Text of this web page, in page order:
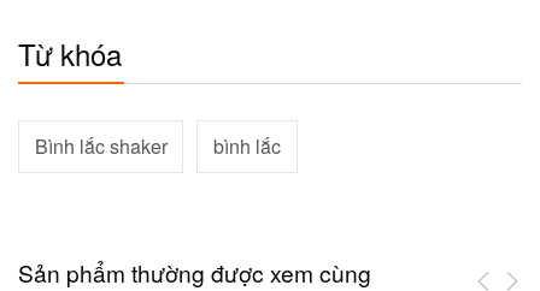
Từ khóa
Bình lắc shaker bình lắc
Sản phẩm thường được xem cùng